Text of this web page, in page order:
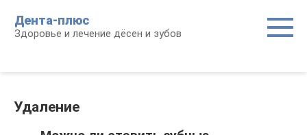
контенту
Дента-плюс
Здоровье и лечение дёсен и зубов
Удаление